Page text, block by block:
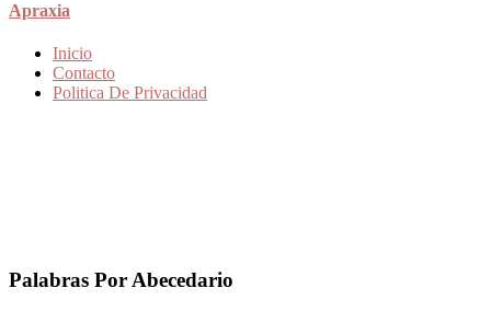
Apraxia
Inicio
Contacto
Politica De Privacidad
Palabras Por Abecedario